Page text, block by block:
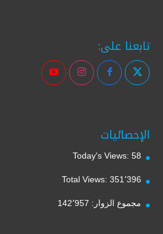
تابعنا على:
الإحصائيات
Today's Views: 58
Total Views: 351٬396
مجموع الزوار: 142٬957